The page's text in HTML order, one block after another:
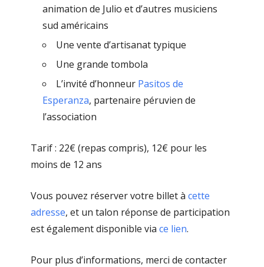
animation de Julio et d’autres musiciens
sud américains
Une vente d’artisanat typique
Une grande tombola
L’invité d’honneur Pasitos de
Esperanza, partenaire péruvien de
l’association
Tarif : 22€ (repas compris), 12€ pour les
moins de 12 ans
Vous pouvez réserver votre billet à cette
adresse, et un talon réponse de participation
est également disponible via ce lien.
Pour plus d’informations, merci de contacter